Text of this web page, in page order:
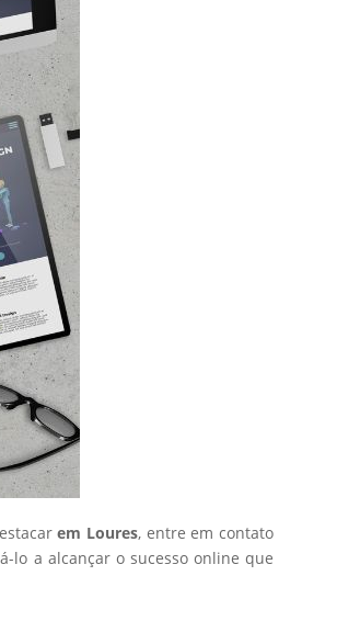
em Loures, entre em contato
lo a alcançar o sucesso online que